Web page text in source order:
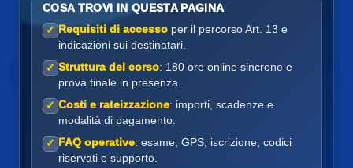
COSA TROVI IN QUESTA PAGINA
✓ Requisiti di accesso per il percorso Art. 13 e
indicazioni sui destinatari.
✓ Struttura del corso: 180 ore online sincrone e
prova finale in presenza.
✓ Costi e rateizzazione: importi, scadenze e
modalità di pagamento.
✓ FAQ operative: esame, GPS, iscrizione, codici
riservati e supporto.